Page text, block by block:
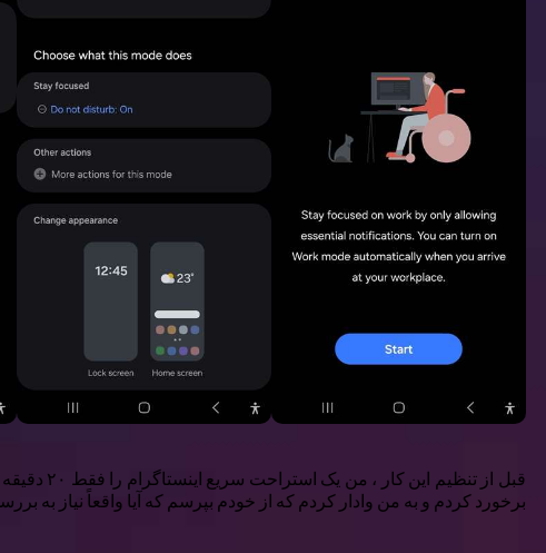
قبل از
برخورد کردم و به من وادار کردم که از خودم بپرسم که آیا واقعاً نیاز به